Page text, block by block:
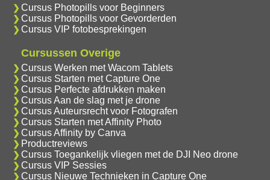
Cursus Photopills voor Beginners
Cursus Photopills voor Gevorderden
Cursus VIP fotobesprekingen
Cursussen Overige
Cursus Werken met Wacom Tablets
Cursus Starten met Capture One
Cursus Perfecte afdrukken maken
Cursus Aan de slag met je drone
Cursus Auteursrecht voor Fotografen
Cursus Starten met Affinity Photo
Cursus Affinity by Canva
Productreviews
Cursus Toegankelijk vliegen met de DJI Neo drone
Cursus VIP Sessies
Cursus Nieuwe Technieken in Capture One